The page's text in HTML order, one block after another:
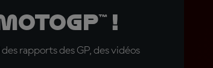
!
rapports des GP, des vidéos